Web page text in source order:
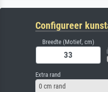
Configureer
Breedte (Motief, cm)
Extra rand
0 cm rand